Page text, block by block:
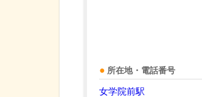
所在地・電話番号
女学院前駅